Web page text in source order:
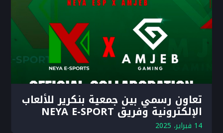
تعاون رسمي بين جمعية بنكرير للألعاب
الإلكترونية وفريق NEYA E-SPORT
14 فبراير، 2025